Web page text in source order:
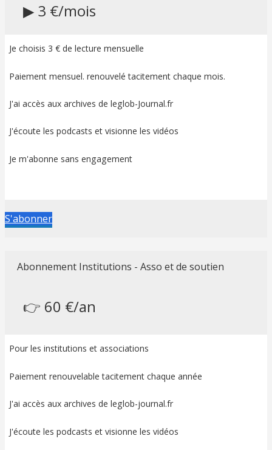
▶ 3 €/mois
Je choisis 3 € de lecture mensuelle
Paiement mensuel. renouvelé tacitement chaque mois.
J'ai accès aux archives de leglob-Journal.fr
J'écoute les podcasts et visionne les vidéos
Je m'abonne sans engagement
S'abonner
Abonnement Institutions - Asso et de soutien
👉 60 €/an
Pour les institutions et associations
Paiement renouvelable tacitement chaque année
J'ai accès aux archives de leglob-journal.fr
J'écoute les podcasts et visionne les vidéos